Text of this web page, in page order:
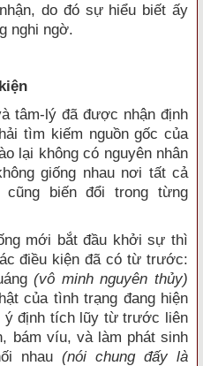
do đó sự hiểu biết ấy
nghi ngờ.
lý đã được nhận định
tìm kiếm nguồn gốc của
lại không có nguyên nhân
giống nhau nơi tất cả
biến đổi trong từng
bắt đầu khởi sự thì
điều kiện đã có từ trước:
(vô minh nguyên thủy)
của tình trạng đang hiện
ý định tích lũy từ trước liên
bám víu, và làm phát sinh
nhau (nói chung đấy là